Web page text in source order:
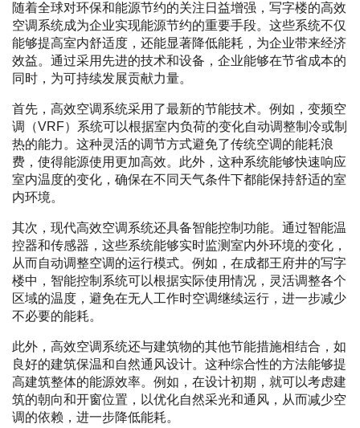
随着全球对环保和能源节约的关注日益增强，写字楼的高效
空调系统成为企业实现能源节约的重要手段。这些系统不仅
能够提高室内舒适度，还能显著降低能耗，为企业带来经济
效益。通过采用先进的技术和设备，企业能够在节省成本的
同时，为可持续发展贡献力量。
首先，高效空调系统采用了最新的节能技术。例如，变频空
调（VRF）系统可以根据室内负荷的变化自动调整制冷或制
热的能力。这种灵活的调节方式避免了传统空调的能耗浪
费，使得能源使用更加高效。此外，这种系统能够快速响应
室内温度的变化，确保在不同天气条件下都能保持舒适的室
内环境。
其次，现代高效空调系统还具备智能控制功能。通过智能温
控器和传感器，这些系统能够实时监测室内外环境的变化，
从而自动调整空调的运行模式。例如，在成都王府井的写字
楼中，智能控制系统可以根据实际使用情况，灵活调整各个
区域的温度，避免在无人工作时空调继续运行，进一步减少
不必要的能耗。
此外，高效空调系统还与建筑物的其他节能措施相结合，如
良好的建筑保温和自然通风设计。这种综合性的方法能够提
高建筑整体的能源效率。例如，在设计初期，就可以考虑建
筑的朝向和开窗位置，以优化自然采光和通风，从而减少空
调的依赖，进一步降低能耗。